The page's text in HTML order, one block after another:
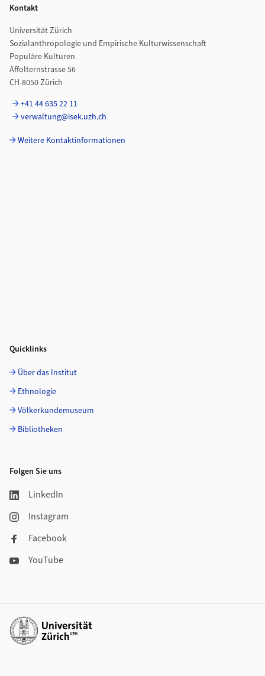
Kontakt
Universität Zürich
Sozialanthropologie und Empirische Kulturwissenschaft
Populäre Kulturen
Affolternstrasse 56
CH-8050 Zürich
+41 44 635 22 11
verwaltung@isek.uzh.ch
Weitere Kontaktinformationen
Quicklinks
Über das Institut
Ethnologie
Völkerkundemuseum
Bibliotheken
Folgen Sie uns
LinkedIn
Instagram
Facebook
YouTube
Weiterführende Links